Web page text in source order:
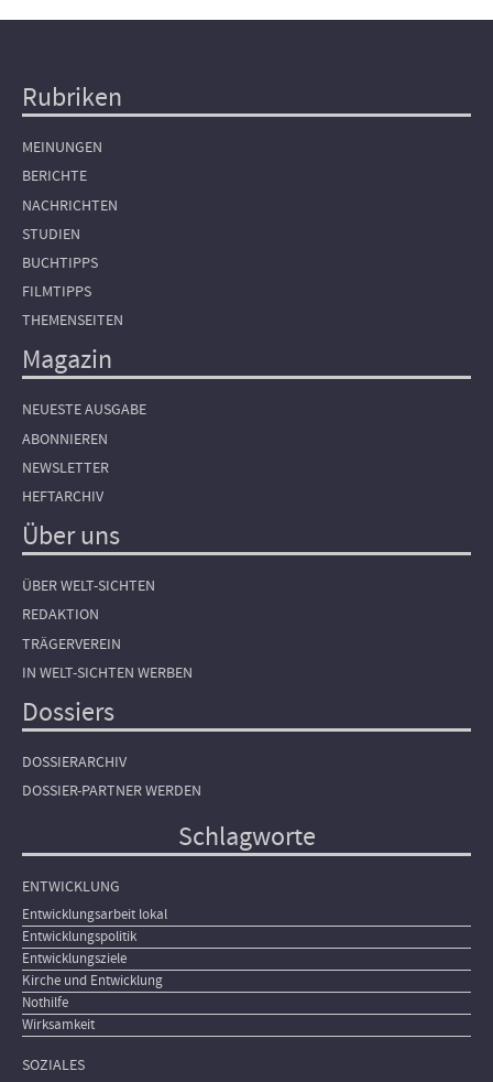
Hauptnavigation
Rubriken
MEINUNGEN
BERICHTE
NACHRICHTEN
STUDIEN
BUCHTIPPS
FILMTIPPS
THEMENSEITEN
Magazin
NEUESTE AUSGABE
ABONNIEREN
NEWSLETTER
HEFTARCHIV
Über uns
ÜBER WELT-SICHTEN
REDAKTION
TRÄGERVEREIN
IN WELT-SICHTEN WERBEN
Dossiers
DOSSIERARCHIV
DOSSIER-PARTNER WERDEN
Schlagworte
ENTWICKLUNG
Entwicklungsarbeit lokal
Entwicklungspolitik
Entwicklungsziele
Kirche und Entwicklung
Nothilfe
Wirksamkeit
SOZIALES